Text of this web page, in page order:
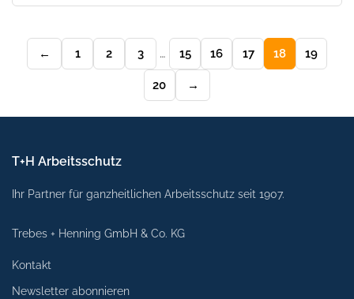
← 1 2 3 … 15 16 17 18 19
20 →
T+H Arbeitsschutz
Ihr Partner für ganzheitlichen Arbeitsschutz seit 1907.
Trebes + Henning GmbH & Co. KG
Kontakt
Newsletter abonnieren